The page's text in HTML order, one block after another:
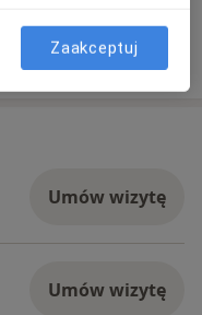
Umów wizytę
Umów wizytę
Zaakceptuj